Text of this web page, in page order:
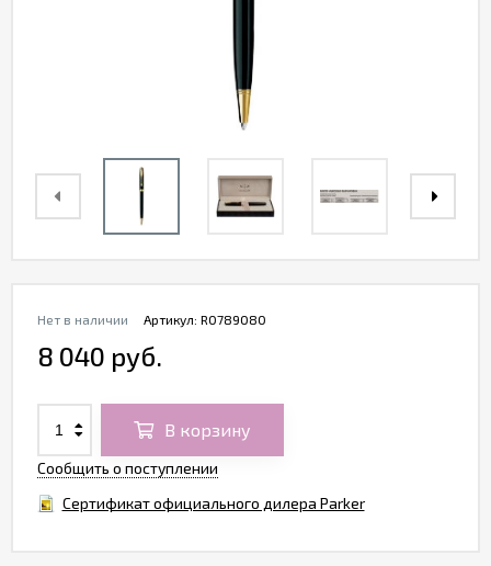
Артикул: R0789080
Нет в наличии
8 040 руб.
В корзину
Сообщить о поступлении
Сертификат официального дилера Parker